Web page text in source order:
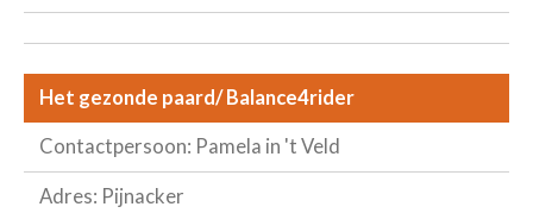
Het gezonde paard/ Balance4rider
Contactpersoon: Pamela in 't Veld
Adres: Pijnacker